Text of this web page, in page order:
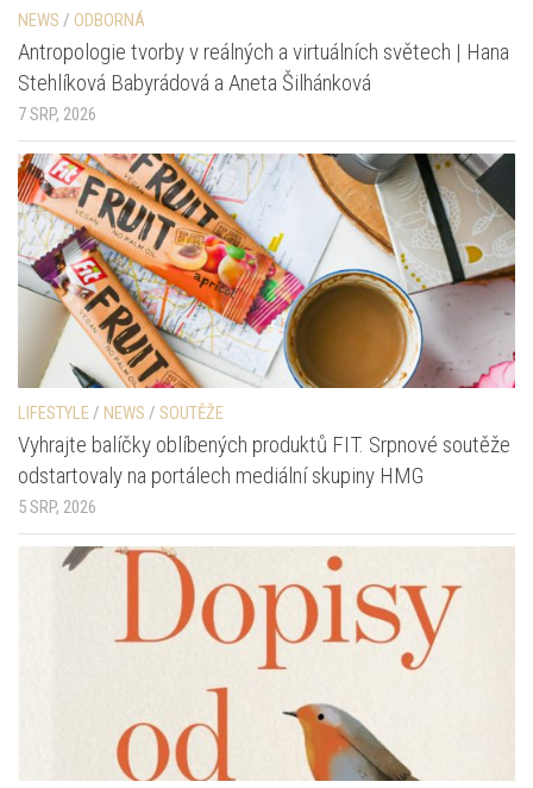
NEWS / ODBORNÁ
Antropologie tvorby v reálných a virtuálních světech | Hana
Stehlíková Babyrádová a Aneta Šilhánková
7 SRP, 2026
LIFESTYLE/ NEWS / SOUTĚŽE
Vyhrajte balíčky oblíbených produktů FIT. Srpnové soutěže
odstartovaly na portálech mediální skupiny HMG
5 SRP, 2026